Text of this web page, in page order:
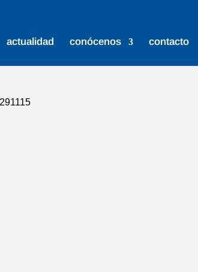
actualidad conócenos contacto